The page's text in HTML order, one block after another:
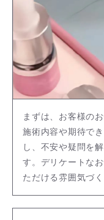
まずは、お客様の
施術内容や期待で
し、不安や疑問を
す。デリケートな
ただける雰囲気づ